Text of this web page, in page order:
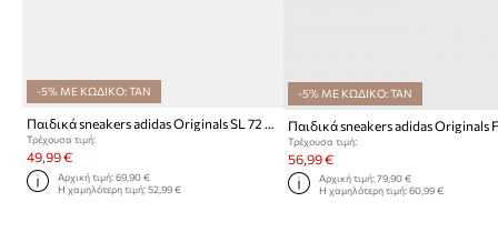
-5% ΜΕ ΚΩΔΙΚΟ: TAN
Παιδικά sneakers adidas Originals SL 72 RS
Τρέχουσα τιμή:
49,99 €
Αρχική τιμή:69,90 €
Η χαμηλότερη τιμή:52,99 €
-5% ΜΕ ΚΩΔΙΚΟ: TAN
Τρέχουσα τιμή:
56,99 €
Αρχική τιμή: 79,90 €
Η χαμηλότερη τιμή: 60,99 €